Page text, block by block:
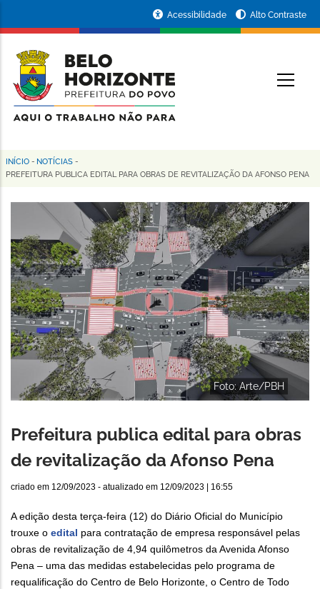
conteúdo
principal
da
Prefeitura
de
Horizonte
Acessibilidade Alto Contraste
Trilha
navegação
INÍCIO - NOTÍCIAS -
PREFEITURA PUBLICA EDITAL PARA OBRAS DE REVITALIZAÇÃO DA AFONSO PENA
Foto: Arte/PBH
Prefeitura publica edital para obras
de revitalização da Afonso Pena
criado em 12/09/2023 - atualizado em 12/09/2023 | 16:55
A edição desta terça-feira (12) do Diário Oficial do Município
trouxe o edital para contratação de empresa responsável pelas
obras de revitalização de 4,94 quilômetros da Avenida Afonso
Pena – uma das medidas estabelecidas pelo programa de
requalificação do Centro de Belo Horizonte, o Centro de Todo